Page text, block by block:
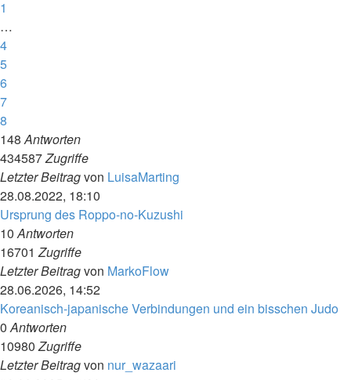
1
…
4
5
6
7
8
148Antworten
434587Zugriffe
Letzter Beitragvon LuisaMarting
28.08.2022, 18:10
Ursprung des Roppo-no-Kuzushi
10Antworten
16701Zugriffe
Letzter Beitragvon MarkoFlow
28.06.2026, 14:52
Koreanisch-japanische Verbindungen und ein bisschen Judo
0Antworten
10980Zugriffe
Letzter Beitragvon nur_wazaari